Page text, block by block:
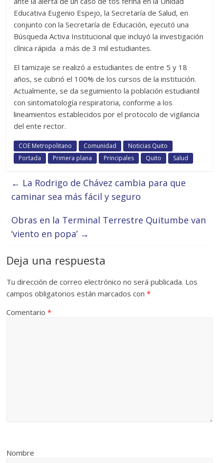
Educativa Eugenio Espejo, la Secretaría de Salud, en
conjunto con la Secretaría de Educación, ejecutó una
Búsqueda Activa Institucional que incluyó la investigación
clínica rápida a más de 3 mil estudiantes.
El tamizaje se realizó a estudiantes de entre 5 y 18
años, se cubrió el 100% de los cursos de la institución.
Actualmente, se da seguimiento la población estudiantil
con sintomatología respiratoria, conforme a los
lineamientos establecidos por el protocolo de vigilancia
del ente rector.
COE Metropolitano Comunidad
Noticias Quito
Portada
Primera plana Principales Quito Salud
← La Rodrigo de Chávez cambia para que
caminar sea más fácil y seguro
Obras en la Terminal Terrestre Quitumbe van
‘viento en popa’ →
Deja una respuesta
Tu dirección de correo electrónico no será publicada. Los
campos obligatorios están marcados con*
Comentario*
Nombre